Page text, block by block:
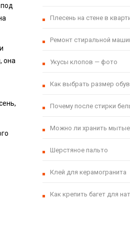
она
Плесень на стене в
Ремонт стиральной
Укусы клопов — фото
Как выбрать размер
Почему после стирки
Можно ли хранить мытые
Шерстяное пальто
Клей для керамогранита
Как крепить багет для